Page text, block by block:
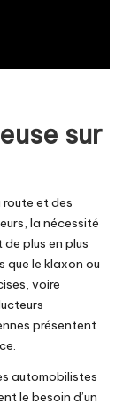
sur
et des
la nécessité
plus en plus
que le klaxon ou
voire
présentent
automobilistes
le besoin d’un